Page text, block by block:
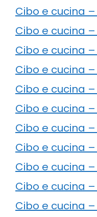
Cibo e cucina
Cibo e cucina
Cibo e cucina
Cibo e cucina
Cibo e cucina
Cibo e cucina
Cibo e cucina
Cibo e cucina
Cibo e cucina
Cibo e cucina
Cibo e cucina